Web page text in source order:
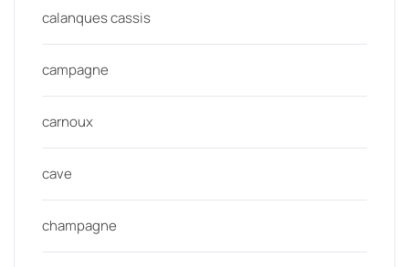
calanques cassis
campagne
carnoux
cave
champagne